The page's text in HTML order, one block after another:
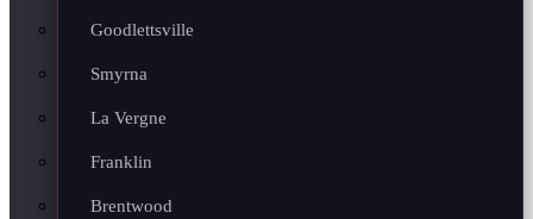
Goodlettsville
Smyrna
La Vergne
Franklin
Brentwood